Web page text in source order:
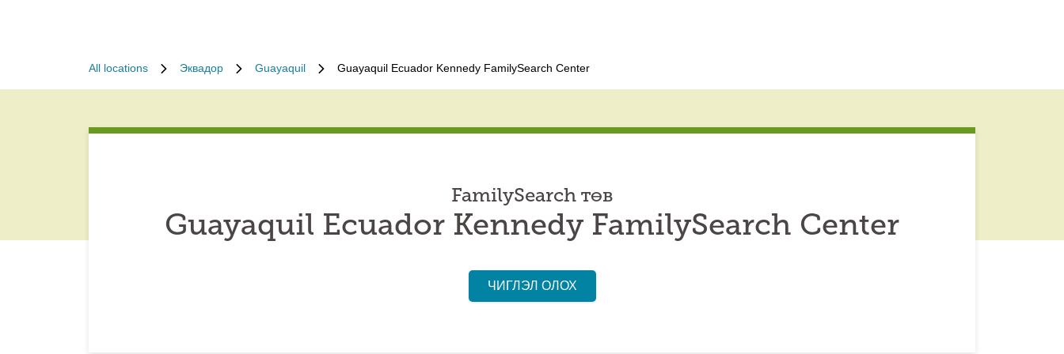
All locations Эквадор Guayaquil Guayaquil Ecuador Kennedy FamilySearch Center
FamilySearch төв
Guayaquil Ecuador Kennedy FamilySearch Center
ЧИГЛЭЛ ОЛОХ